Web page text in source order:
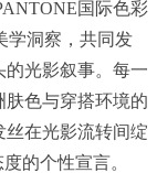
国际色彩
学洞察，共同发
光影叙事。每一
色与穿搭环境的
在光影流转间绽
的个性宣言。